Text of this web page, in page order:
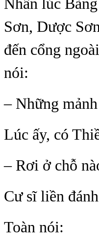
Nhân lúc
Sơn, Dược
đến cổng
nói:
– Những
Lúc ấy, có
– Rơi ở chỗ
Cư sĩ liền
Toàn nói: